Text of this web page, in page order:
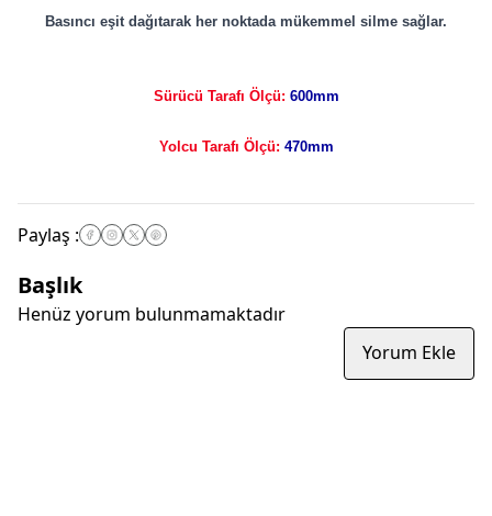
Basıncı eşit dağıtarak her noktada mükemmel silme sağlar.
Sürücü Tarafı Ölçü: 600mm
Yolcu Tarafı Ölçü: 470mm
Paylaş :
Başlık
Henüz yorum bulunmamaktadır
Yorum Ekle